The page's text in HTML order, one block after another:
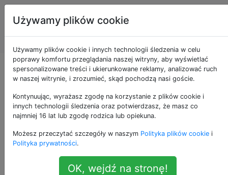
Programowanie
puzzli i Code
Golf
Widzę wasze BOŻE
NARODZENIA i
przynoszę wam
BADMIS
Używamy plików cookie
Używamy plików cookie i innych technologii śledzenia w celu
poprawy komfortu przeglądania naszej witryny, aby wyświetlać
spersonalizowane treści i ukierunkowane reklamy, analizować ruch
w naszej witrynie, i zrozumieć, skąd pochodzą nasi goście.
Kontynuując, wyrażasz zgodę na korzystanie z plików cookie i
innych technologii śledzenia oraz potwierdzasz, że masz co
najmniej 16 lat lub zgodę rodzica lub opiekuna.
Możesz przeczytać szczegóły w naszym Polityka plików cookie i
Polityka prywatności.
OK, wejdź na stronę!